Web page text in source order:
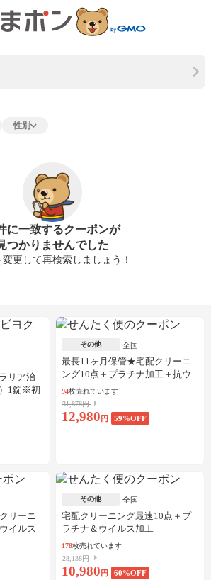
性別
に一致するクーポンが
つかりませんでした
更して再検索しましょう！
リア治
1錠※初
その他 全国
最長11ヶ月保管★宅配クリーニ
ング10点＋プラチナ加工＋抗ウ
イルス加工
94枚売れています
31,878円
12,980 円 59%OFF
リーニ
イルス
その他 全国
宅配クリーニング最速10点＋プ
ラチナ＆ウイルス加工
178枚売れています
28,138円
10,980 円 60%OFF